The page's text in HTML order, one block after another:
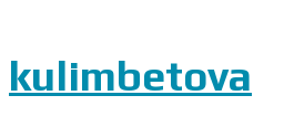
kulimbetova